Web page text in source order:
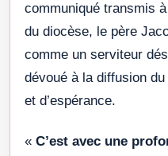
communiqué transmis à
du diocèse, le père
comme un serviteur
dévoué à la diffusion
et d’espérance.
« C’est avec une